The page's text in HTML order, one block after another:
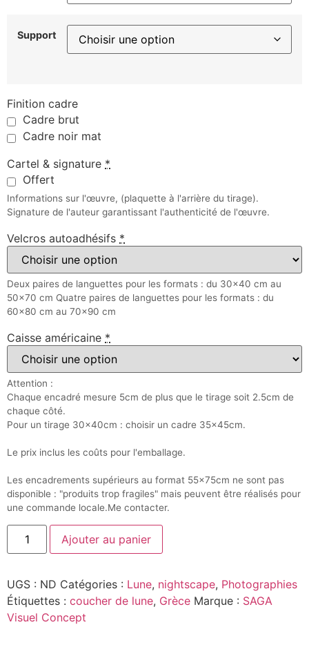
Support
Finition cadre
Cadre brut
Cadre noir mat
Cartel & signature *
Offert
Informations sur l'œuvre, (plaquette à l'arrière du tirage).
Signature de l'auteur garantissant l'authenticité de l'œuvre.
Velcros autoadhésifs *
Deux paires de languettes pour les formats : du 30x40 cm au
50x70 cm Quatre paires de languettes pour les formats : du
60x80 cm au 70x90 cm
Caisse américaine *
Attention :
Chaque encadré mesure 5cm de plus que le tirage soit 2.5cm de
chaque côté.
Pour un tirage 30x40cm : choisir un cadre 35x45cm.
Le prix inclus les coûts pour l'emballage.
Les encadrements supérieurs au format 55x75cm ne sont pas
disponible : "produits trop fragiles" mais peuvent être réalisés pour
une commande locale.Me contacter.
Ajouter au panier
UGS : ND Catégories : Lune, nightscape, Photographies
Étiquettes : coucher de lune, Grèce Marque : SAGA
Visuel Concept